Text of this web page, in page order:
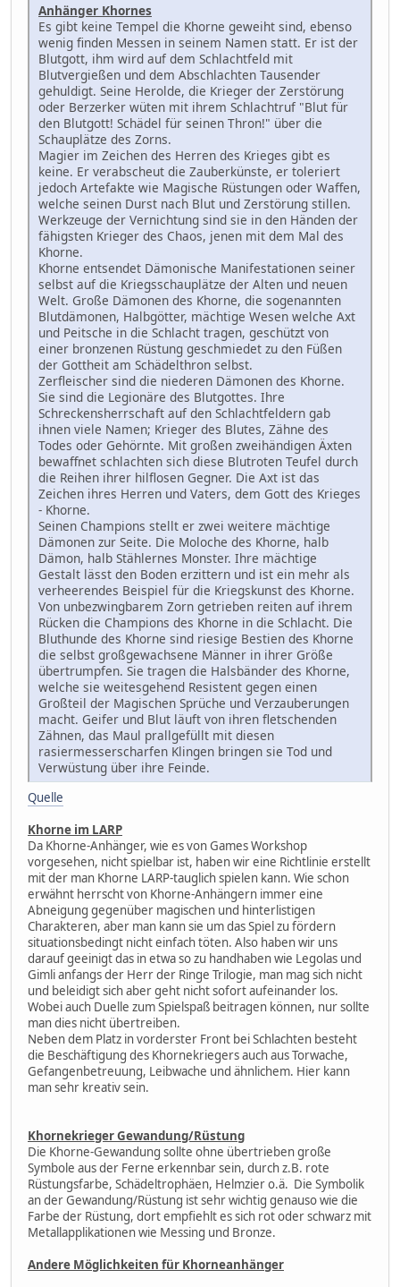
Anhänger Khornes
Es gibt keine Tempel die Khorne geweiht sind, ebenso
wenig finden Messen in seinem Namen statt. Er ist der
Blutgott, ihm wird auf dem Schlachtfeld mit
Blutvergießen und dem Abschlachten Tausender
gehuldigt. Seine Herolde, die Krieger der Zerstörung
oder Berzerker wüten mit ihrem Schlachtruf "Blut für
den Blutgott! Schädel für seinen Thron!" über die
Schauplätze des Zorns.
Magier im Zeichen des Herren des Krieges gibt es
keine. Er verabscheut die Zauberkünste, er toleriert
jedoch Artefakte wie Magische Rüstungen oder Waffen,
welche seinen Durst nach Blut und Zerstörung stillen.
Werkzeuge der Vernichtung sind sie in den Händen der
fähigsten Krieger des Chaos, jenen mit dem Mal des
Khorne.
Khorne entsendet Dämonische Manifestationen seiner
selbst auf die Kriegsschauplätze der Alten und neuen
Welt. Große Dämonen des Khorne, die sogenannten
Blutdämonen, Halbgötter, mächtige Wesen welche Axt
und Peitsche in die Schlacht tragen, geschützt von
einer bronzenen Rüstung geschmiedet zu den Füßen
der Gottheit am Schädelthron selbst.
Zerfleischer sind die niederen Dämonen des Khorne.
Sie sind die Legionäre des Blutgottes. Ihre
Schreckensherrschaft auf den Schlachtfeldern gab
ihnen viele Namen; Krieger des Blutes, Zähne des
Todes oder Gehörnte. Mit großen zweihändigen Äxten
bewaffnet schlachten sich diese Blutroten Teufel durch
die Reihen ihrer hilflosen Gegner. Die Axt ist das
Zeichen ihres Herren und Vaters, dem Gott des Krieges
- Khorne.
Seinen Champions stellt er zwei weitere mächtige
Dämonen zur Seite. Die Moloche des Khorne, halb
Dämon, halb Stählernes Monster. Ihre mächtige
Gestalt lässt den Boden erzittern und ist ein mehr als
verheerendes Beispiel für die Kriegskunst des Khorne.
Von unbezwingbarem Zorn getrieben reiten auf ihrem
Rücken die Champions des Khorne in die Schlacht. Die
Bluthunde des Khorne sind riesige Bestien des Khorne
die selbst großgewachsene Männer in ihrer Größe
übertrumpfen. Sie tragen die Halsbänder des Khorne,
welche sie weitesgehend Resistent gegen einen
Großteil der Magischen Sprüche und Verzauberungen
macht. Geifer und Blut läuft von ihren fletschenden
Zähnen, das Maul prallgefüllt mit diesen
rasiermesserscharfen Klingen bringen sie Tod und
Verwüstung über ihre Feinde.
Quelle
Khorne im LARP
Da Khorne-Anhänger, wie es von Games Workshop
vorgesehen, nicht spielbar ist, haben wir eine Richtlinie erstellt
mit der man Khorne LARP-tauglich spielen kann. Wie schon
erwähnt herrscht von Khorne-Anhängern immer eine
Abneigung gegenüber magischen und hinterlistigen
Charakteren, aber man kann sie um das Spiel zu fördern
situationsbedingt nicht einfach töten. Also haben wir uns
darauf geeinigt das in etwa so zu handhaben wie Legolas und
Gimli anfangs der Herr der Ringe Trilogie, man mag sich nicht
und beleidigt sich aber geht nicht sofort aufeinander los.
Wobei auch Duelle zum Spielspaß beitragen können, nur sollte
man dies nicht übertreiben.
Neben dem Platz in vorderster Front bei Schlachten besteht
die Beschäftigung des Khornekriegers auch aus Torwache,
Gefangenbetreuung, Leibwache und ähnlichem. Hier kann
man sehr kreativ sein.
Khornekrieger Gewandung/Rüstung
Die Khorne-Gewandung sollte ohne übertrieben große
Symbole aus der Ferne erkennbar sein, durch z.B. rote
Rüstungsfarbe, Schädeltrophäen, Helmzier o.ä. Die Symbolik
an der Gewandung/Rüstung ist sehr wichtig genauso wie die
Farbe der Rüstung, dort empfiehlt es sich rot oder schwarz mit
Metallapplikationen wie Messing und Bronze.
Andere Möglichkeiten für Khorneanhänger